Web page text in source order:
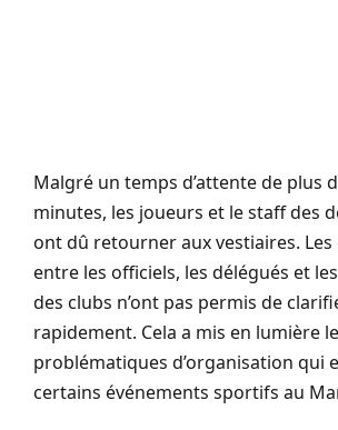
Malgré un temps d’attente de plus
minutes, les joueurs et le staff des
ont dû retourner aux vestiaires. Les
entre les officiels, les délégués et
des clubs n’ont pas permis de
rapidement. Cela a mis en lumière
problématiques d’organisation qui
certains événements sportifs au